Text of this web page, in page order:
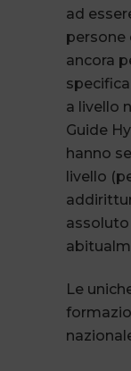
ad
persone
ancora
a livello
Guide
hanno
livello
Le